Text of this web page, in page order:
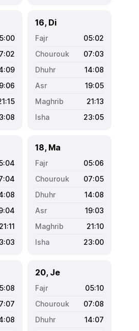
16, Di
05:02
07:03
14:08
19:05
21:13
23:05
21:11
18, Ma
05:06
07:05
14:08
19:03
21:10
23:00
20, Je
05:10
07:08
14:07